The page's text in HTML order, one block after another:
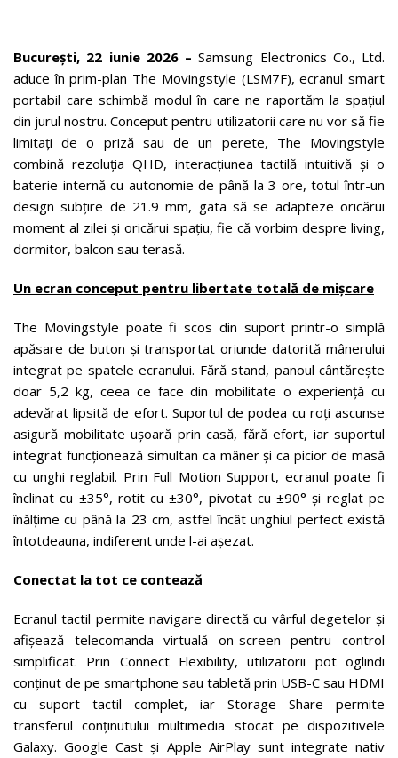
București, 22 iunie 2026 –Samsung Electronics Co., Ltd.
aduce în prim-plan The Movingstyle (LSM7F), ecranul smart
portabil care schimbă modul în care ne raportăm la spațiul
din jurul nostru. Conceput pentru utilizatorii care nu vor să fie
limitați de o priză sau de un perete, The Movingstyle
combină rezoluția QHD, interacțiunea tactilă intuitivă și o
baterie internă cu autonomie de până la 3 ore, totul într-un
design subțire de 21.9 mm, gata să se adapteze oricărui
moment al zilei și oricărui spațiu, fie că vorbim despre living,
dormitor, balcon sau terasă.
Un ecran conceput pentru libertate totală de mișcare
The Movingstyle poate fi scos din suport printr-o simplă
apăsare de buton și transportat oriunde datorită mânerului
integrat pe spatele ecranului. Fără stand, panoul cântărește
doar 5,2 kg, ceea ce face din mobilitate o experiență cu
adevărat lipsită de efort. Suportul de podea cu roți ascunse
asigură mobilitate ușoară prin casă, fără efort, iar suportul
integrat funcționează simultan ca mâner și ca picior de masă
cu unghi reglabil. Prin Full Motion Support, ecranul poate fi
înclinat cu ±35°, rotit cu ±30°, pivotat cu ±90° și reglat pe
înălțime cu până la 23 cm, astfel încât unghiul perfect există
întotdeauna, indiferent unde l-ai așezat.
Conectat la tot ce contează
Ecranul tactil permite navigare directă cu vârful degetelor și
afișează telecomanda virtuală on-screen pentru control
simplificat. Prin Connect Flexibility, utilizatorii pot oglindi
conținut de pe smartphone sau tabletă prin USB-C sau HDMI
cu suport tactil complet, iar Storage Share permite
transferul conținutului multimedia stocat pe dispozitivele
Galaxy. Google Cast și Apple AirPlay sunt integrate nativ